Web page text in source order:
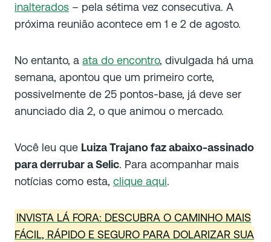
inalterados – pela sétima vez consecutiva. A
próxima reunião acontece em 1 e 2 de agosto.
No entanto, a ata do encontro, divulgada há uma
semana, apontou que um primeiro corte,
possivelmente de 25 pontos-base, já deve ser
anunciado dia 2, o que animou o mercado.
Você leu que Luiza Trajano faz abaixo-assinado
para derrubar a Selic. Para acompanhar mais
notícias como esta, clique aqui.
INVISTA LÁ FORA: DESCUBRA O CAMINHO MAIS
FÁCIL, RÁPIDO E SEGURO PARA DOLARIZAR SUA